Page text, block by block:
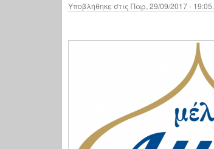
Υποβλήθηκε στις Παρ, 29/09/2017 - 19:05.